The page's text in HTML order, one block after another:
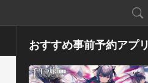
おすすめ事前予約アプリ